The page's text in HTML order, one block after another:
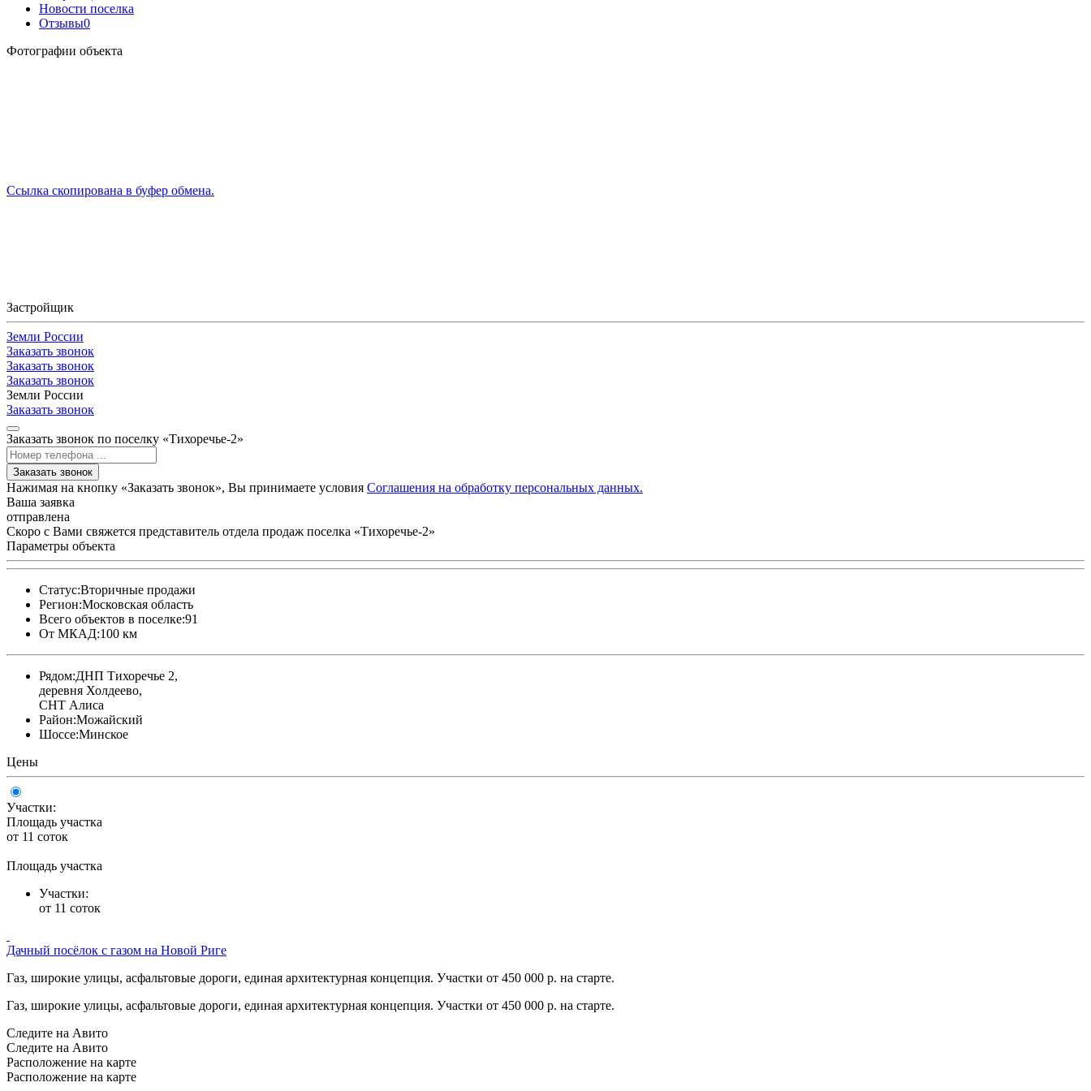
Новости поселка
Отзывы0
Фотографии объекта
Ссылка скопирована в буфер обмена.
Застройщик
Земли России
Заказать звонок
Заказать звонок
Заказать звонок
Земли России
Заказать звонок
Заказать звонок по поселку «Тихоречье-2»
Заказать звонок
Нажимая на кнопку «Заказать звонок», Вы принимаете условия Соглашения на обработку персональных данных.
Ваша заявка
отправлена
Скоро с Вами свяжется представитель отдела продаж поселка «Тихоречье-2»
Параметры объекта
Статус:Вторичные продажи
Регион:Московская область
Всего объектов в поселке:91
От МКАД:100 км
Рядом:ДНП Тихоречье 2,
деревня Холдеево,
СНТ Алиса
Район:Можайский
Шоссе:Минское
Цены
Участки:
Площадь участка
от 11 соток
Площадь участка
Участки:
от 11 соток
Дачный посёлок с газом на Новой Риге
Газ, широкие улицы, асфальтовые дороги, единая архитектурная концепция. Участки от 450 000 р. на старте.
Газ, широкие улицы, асфальтовые дороги, единая архитектурная концепция. Участки от 450 000 р. на старте.
Следите на Авито
Следите на Авито
Расположение на карте
Расположение на карте